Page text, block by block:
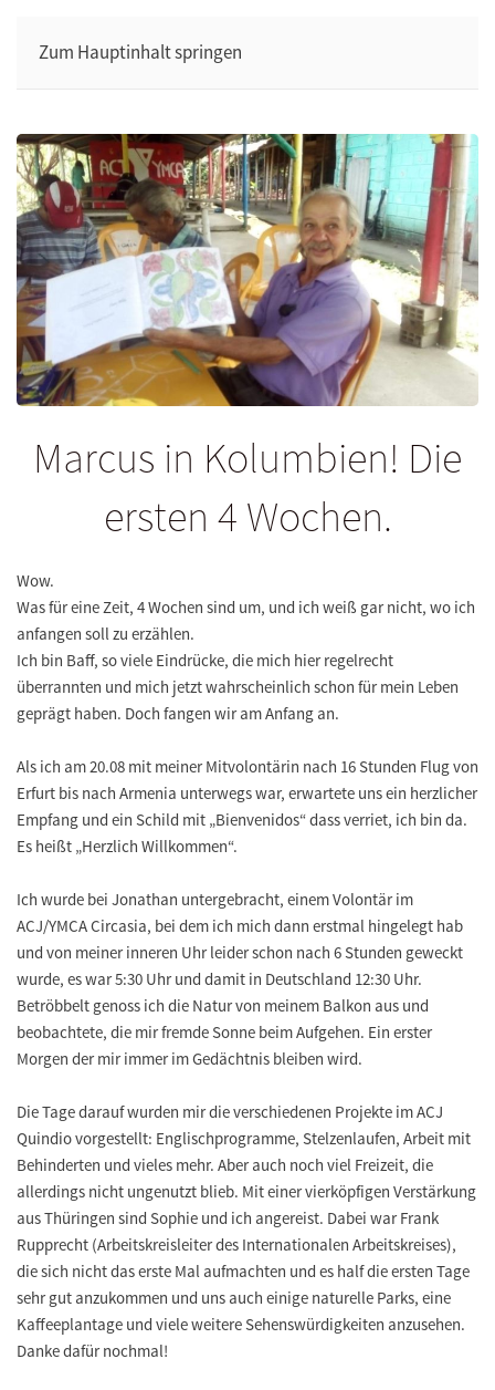
Zum Hauptinhalt springen
Marcus in Kolumbien! Die
ersten 4 Wochen.
Wow.
Was für eine Zeit, 4 Wochen sind um, und ich weiß gar nicht, wo ich
anfangen soll zu erzählen.
Ich bin Baff, so viele Eindrücke, die mich hier regelrecht
überrannten und mich jetzt wahrscheinlich schon für mein Leben
geprägt haben. Doch fangen wir am Anfang an.
Als ich am 20.08 mit meiner Mitvolontärin nach 16 Stunden Flug von
Erfurt bis nach Armenia unterwegs war, erwartete uns ein herzlicher
Empfang und ein Schild mit „Bienvenidos“ dass verriet, ich bin da.
Es heißt „Herzlich Willkommen“.
Ich wurde bei Jonathan untergebracht, einem Volontär im
ACJ/YMCA Circasia, bei dem ich mich dann erstmal hingelegt hab
und von meiner inneren Uhr leider schon nach 6 Stunden geweckt
wurde, es war 5:30 Uhr und damit in Deutschland 12:30 Uhr.
Betröbbelt genoss ich die Natur von meinem Balkon aus und
beobachtete, die mir fremde Sonne beim Aufgehen. Ein erster
Morgen der mir immer im Gedächtnis bleiben wird.
Die Tage darauf wurden mir die verschiedenen Projekte im ACJ
Quindio vorgestellt: Englischprogramme, Stelzenlaufen, Arbeit mit
Behinderten und vieles mehr. Aber auch noch viel Freizeit, die
allerdings nicht ungenutzt blieb. Mit einer vierköpfigen Verstärkung
aus Thüringen sind Sophie und ich angereist. Dabei war Frank
Rupprecht (Arbeitskreisleiter des Internationalen Arbeitskreises),
die sich nicht das erste Mal aufmachten und es half die ersten Tage
sehr gut anzukommen und uns auch einige naturelle Parks, eine
Kaffeeplantage und viele weitere Sehenswürdigkeiten anzusehen.
Danke dafür nochmal!